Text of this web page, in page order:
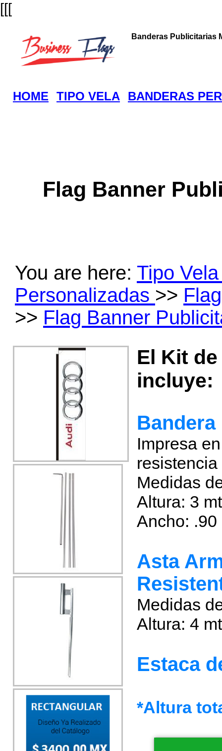
[[[
Banderas Publicitarias
HOME TIPO VELA BANDERAS
Flag Banner
You are here: Tipo
Personalizadas >>
>> Flag Banner
El Kit
incluye:
Impresa
Medidas
Altura: 3
Ancho: .90
Asta
Medidas
Altura: 4
Estaca
*Altura